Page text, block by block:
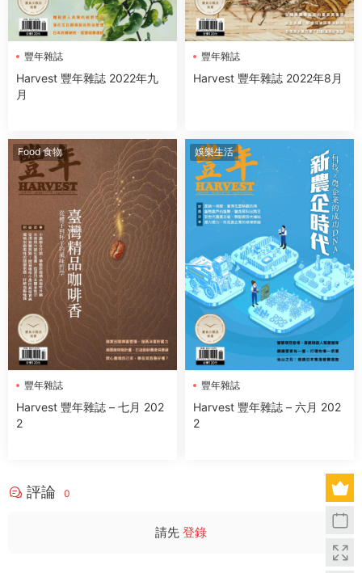
豐年雜誌
Harvest 豐年雜誌 2022年九
月
豐年雜誌
Harvest 豐年雜誌 2022年8月
Food 食物
豐年雜誌
Harvest 豐年雜誌 – 七月 202
2
娛樂生活
豐年雜誌
Harvest 豐年雜誌 – 六月 202
2
評論 0
請先 登錄